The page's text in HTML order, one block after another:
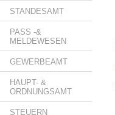
STANDESAMT
PASS -&
MELDEWESEN
GEWERBEAMT
HAUPT- &
ORDNUNGSAMT
STEUERN